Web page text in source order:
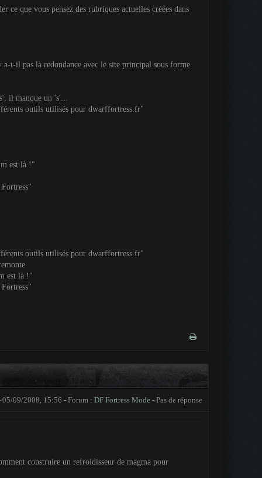
ce que vous pensez des rubriques actuelles créées dans
t-il pas là redondance avec le site principal sous forme
il manque un 's'...
outils utilisés pour dwarffortress.fr"
est là !"
outils utilisés pour dwarffortress.fr"
est là !"
05/09/2008, 15:56 - Forum : DF Fortress Mode - Pas de réponse
construire un refroidisseur de magma pour